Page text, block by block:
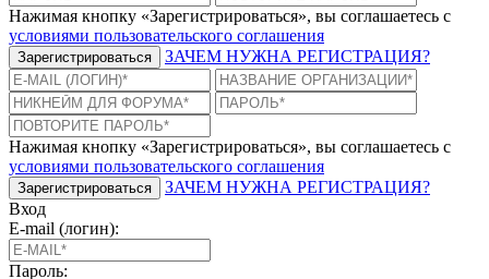
Нажимая кнопку «Зарегистрироваться», вы соглашаетесь с
условиями пользовательского соглашения
Зарегистрироваться ЗАЧЕМ НУЖНА РЕГИСТРАЦИЯ?
Нажимая кнопку «Зарегистрироваться», вы соглашаетесь с
условиями пользовательского соглашения
Зарегистрироваться
ЗАЧЕМ НУЖНА РЕГИСТРАЦИЯ?
Вход
E-mail (логин):
Пароль: